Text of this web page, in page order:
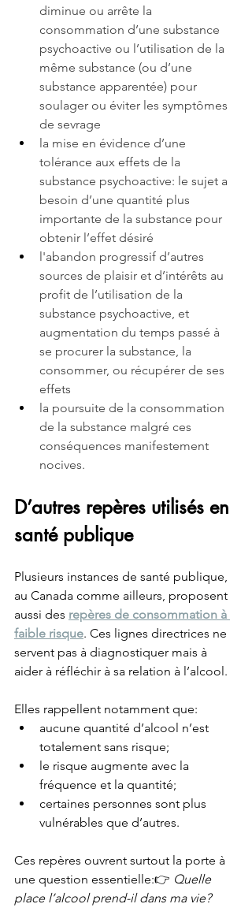
diminue ou arrête la
consommation d’une substance
psychoactive ou l’utilisation de la
même substance (ou d’une
substance apparentée) pour
soulager ou éviter les symptômes
de sevrage
la mise en évidence d’une
tolérance aux effets de la
substance psychoactive: le sujet a
besoin d’une quantité plus
importante de la substance pour
obtenir l’effet désiré
l'abandon progressif d’autres
sources de plaisir et d’intérêts au
profit de l’utilisation de la
substance psychoactive, et
augmentation du temps passé à
se procurer la substance, la
consommer, ou récupérer de ses
effets
la poursuite de la consommation
de la substance malgré ces
conséquences manifestement
nocives.
D’autres repères utilisés en
santé publique
Plusieurs instances de santé publique,
au Canada comme ailleurs, proposent
aussi des repères de consommation à
faible risque. Ces lignes directrices ne
servent pas à diagnostiquer mais à
aider à réfléchir à sa relation à l’alcool.
Elles rappellent notamment que:
aucune quantité d’alcool n’est
totalement sans risque;
le risque augmente avec la
fréquence et la quantité;
certaines personnes sont plus
vulnérables que d’autres.
Ces repères ouvrent surtout la porte à
une question essentielle:👉 Quelle
place l’alcool prend-il dans ma vie?